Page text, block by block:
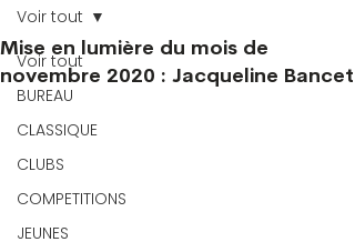
Voir tout
BUREAU
CLASSIQUE
CLUBS
COMPETITIONS
JEUNES
Voir tout
Mise en lumière du mois de
novembre 2020 : Jacqueline Bancet